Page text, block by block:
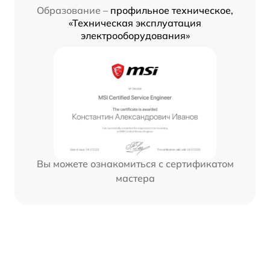
Образование – профильное техническое,
«Техническая эксплуатация
электрооборудования»
Вы можете ознакомиться с сертификатом
мастера